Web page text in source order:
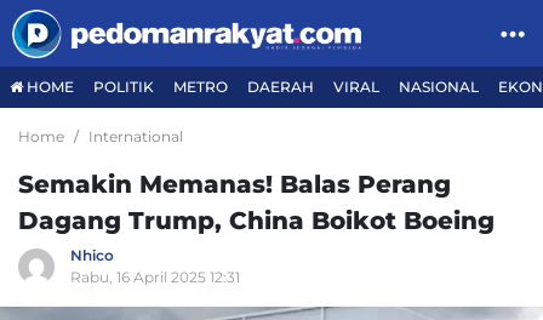
HOME POLITIK METRO DAERAH VIRAL NASIONAL
Home International
Semakin Memanas! Balas Perang
Dagang Trump, China Boikot Boeing
Nhico
Rabu, 16 April 2025 12:31